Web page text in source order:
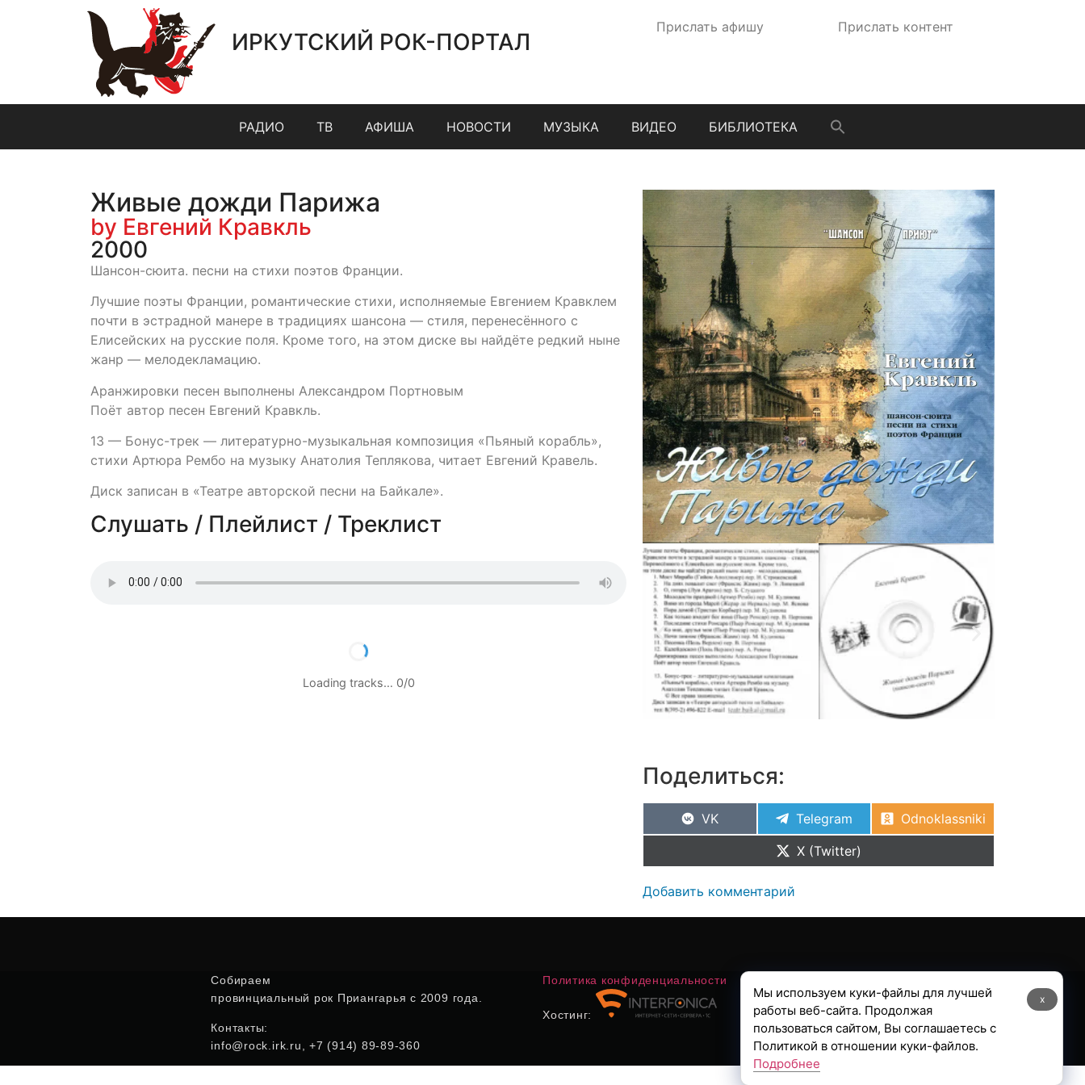
ИРКУТСКИЙ РОК-ПОРТАЛ
Прислать афишу Прислать контент
РАДИО ТВ АФИША НОВОСТИ МУЗЫКА ВИДЕО БИБЛИОТЕКА
Живые дожди Парижа
by Евгений Кравкль
2000
Шансон-сюита. песни на стихи поэтов Франции.
Лучшие поэты Франции, романтические стихи, исполняемые Евгением Кравклем
почти в эстрадной манере в традициях шансона — стиля, перенесённого с
Елисейских на русские поля. Кроме того, на этом диске вы найдёте редкий ныне
жанр — мелодекламацию.
Аранжировки песен выполнены Александром Портновым
Поёт автор песен Евгений Кравкль.
13 — Бонус-трек — литературно-музыкальная композиция «Пьяный корабль»,
стихи Артюра Рембо на музыку Анатолия Теплякова, читает Евгений Кравель.
Диск записан в «Театре авторской песни на Байкале».
Слушать / Плейлист / Треклист
Loading tracks… 0/0
Поделиться:
VK Telegram
Odnoklassniki
X (Twitter)
Добавить комментарий
Собираем
провинциальный рок Приангарья с 2009 года.
Контакты:
info@rock.irk.ru, +7 (914) 89-89-360
Политика конфиденциальности
Хостинг:
x
Мы используем куки-файлы для лучшей
работы веб-сайта. Продолжая
пользоваться сайтом, Вы соглашаетесь с
Политикой в отношении куки-файлов.
Подробнее